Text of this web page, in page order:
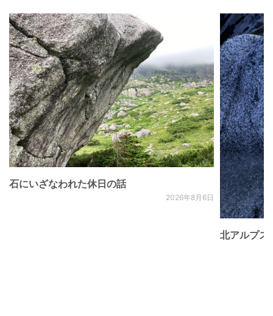
石にいざなわれた休日の話
2026年8月6日
北アルプ